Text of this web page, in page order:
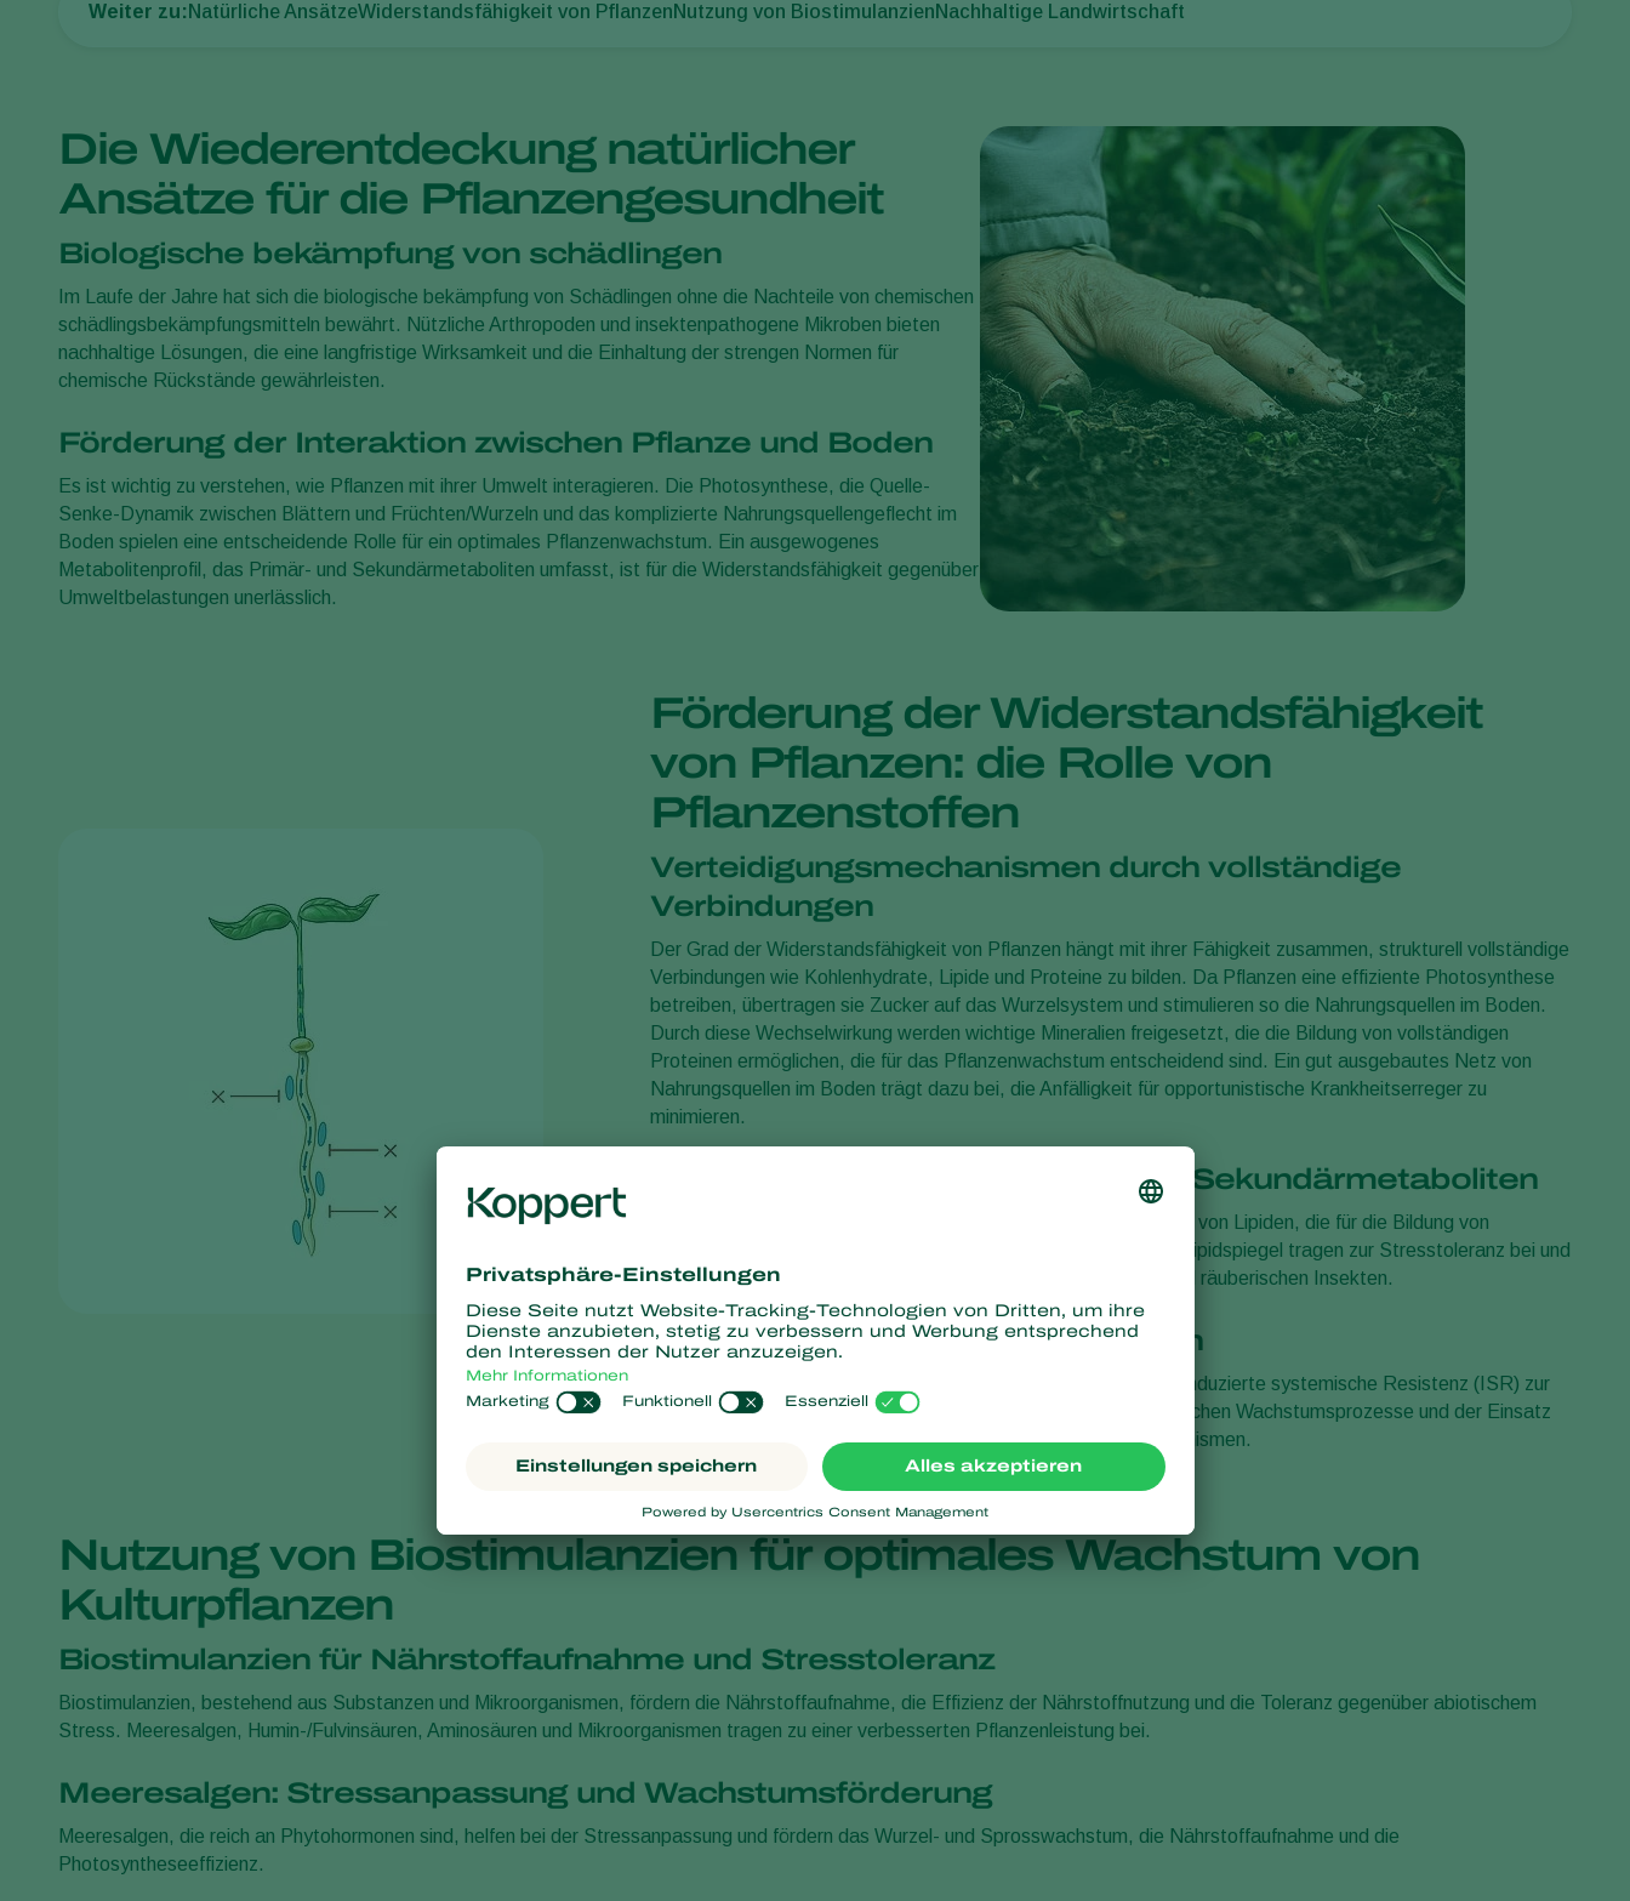
Italy
Kenya
Netherlands
Paraguay
Poland
Portugal
Russia
South Africa
Spain
Switzerland
United Kingdom
Weiter zu: Natürliche AnsätzeWiderstandsfähigkeit von Pflanzen Nutzung von Biostimulanzien Nachhaltige Landwirtschaft
Die Wiederentdeckung natürlicher
Ansätze für die Pflanzengesundheit
Biologische bekämpfung von schädlingen
Im Laufe der Jahre hat sich die biologische bekämpfung von Schädlingen ohne die Nachteile von chemischen
schädlingsbekämpfungsmitteln bewährt. Nützliche Arthropoden und insektenpathogene Mikroben bieten
nachhaltige Lösungen, die eine langfristige Wirksamkeit und die Einhaltung der strengen Normen für
chemische Rückstände gewährleisten.
Förderung der Interaktion zwischen Pflanze und Boden
Es ist wichtig zu verstehen, wie Pflanzen mit ihrer Umwelt interagieren. Die Photosynthese, die Quelle-
Senke-Dynamik zwischen Blättern und Früchten/Wurzeln und das komplizierte Nahrungsquellengeflecht im
Boden spielen eine entscheidende Rolle für ein optimales Pflanzenwachstum. Ein ausgewogenes
Metabolitenprofil, das Primär- und Sekundärmetaboliten umfasst, ist für die Widerstandsfähigkeit gegenüber
Umweltbelastungen unerlässlich.
Förderung der Widerstandsfähigkeit
von Pflanzen: die Rolle von
Pflanzenstoffen
Verteidigungsmechanismen durch vollständige
Verbindungen
Der Grad der Widerstandsfähigkeit von Pflanzen hängt mit ihrer Fähigkeit zusammen, strukturell vollständige
Verbindungen wie Kohlenhydrate, Lipide und Proteine zu bilden. Da Pflanzen eine effiziente Photosynthese
betreiben, übertragen sie Zucker auf das Wurzelsystem und stimulieren so die Nahrungsquellen im Boden.
Durch diese Wechselwirkung werden wichtige Mineralien freigesetzt, die die Bildung von vollständigen
Proteinen ermöglichen, die für das Pflanzenwachstum entscheidend sind. Ein gut ausgebautes Netz von
Nahrungsquellen im Boden trägt dazu bei, die Anfälligkeit für opportunistische Krankheitserreger zu
minimieren.
Gespeicherte Energie, Lipide und Sekundärmetaboliten
Überschüssige photosynthetische Energie führt zur Speicherung von Lipiden, die für die Bildung von
pflanzlichen Sekundärmetaboliten (PSM) wichtig sind. Erhöhte Lipidspiegel tragen zur Stresstoleranz bei und
schützen die Pflanzen vor UV-Strahlung, Krankheitserregern und räuberischen Insekten.
Induzierte Resistenzmechanismen
Pflanzen setzen systemische erworbene Resistenz (SAR) und induzierte systemische Resistenz (ISR) zur
Abwehr von Krankheitserregern ein. Die Optimierung der pflanzlichen Wachstumsprozesse und der Einsatz
von Biostimulanzien verstärken diese natürlichen Abwehrmechanismen.
Nutzung von Biostimulanzien für optimales Wachstum von
Kulturpflanzen
Biostimulanzien für Nährstoffaufnahme und Stresstoleranz
Biostimulanzien, bestehend aus Substanzen und Mikroorganismen, fördern die Nährstoffaufnahme, die Effizienz der Nährstoffnutzung und die Toleranz gegenüber abiotischem
Stress. Meeresalgen, Humin-/Fulvinsäuren, Aminosäuren und Mikroorganismen tragen zu einer verbesserten Pflanzenleistung bei.
Meeresalgen: Stressanpassung und Wachstumsförderung
Meeresalgen, die reich an Phytohormonen sind, helfen bei der Stressanpassung und fördern das Wurzel- und Sprosswachstum, die Nährstoffaufnahme und die
Photosyntheseeffizienz.